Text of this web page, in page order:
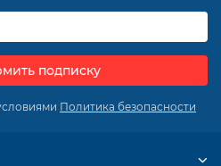
подписку
Политика безопасности